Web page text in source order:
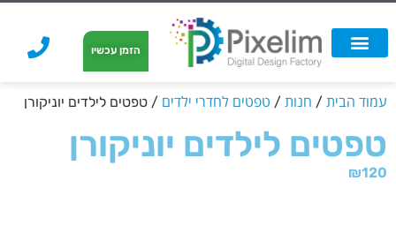
הזמן עכשיו
עמוד הבית / חנות / טפטים לחדרי ילדים / טפטים לילדים יוניקורן
טפטים לילדים יוניקורן
₪120